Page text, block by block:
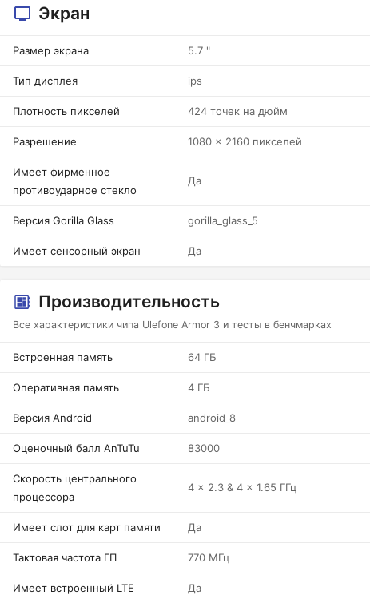
Экран
Размер экрана 5.7 "
Тип дисплея ips
Плотность пикселей 424 точек на дюйм
Разрешение 1080 x 2160 пикселей
Имеет фирменное
противоударное стекло
Да
Версия Gorilla Glass gorilla_glass_5
Имеет сенсорный экран Да
Производительность
Все характеристики чипа Ulefone Armor 3 и тесты в бенчмарках
Встроенная память 64 ГБ
Оперативная память 4 ГБ
Версия Android android_8
Оценочный балл AnTuTu 83000
Скорость центрального
процессора
4 x 2.3 & 4 x 1.65 ГГц
Имеет слот для карт памяти Да
Тактовая частота ГП 770 МГц
Имеет встроенный LTE Да